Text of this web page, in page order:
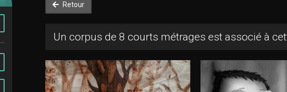
Retour
Un corpus de 8 courts métrages est associé à